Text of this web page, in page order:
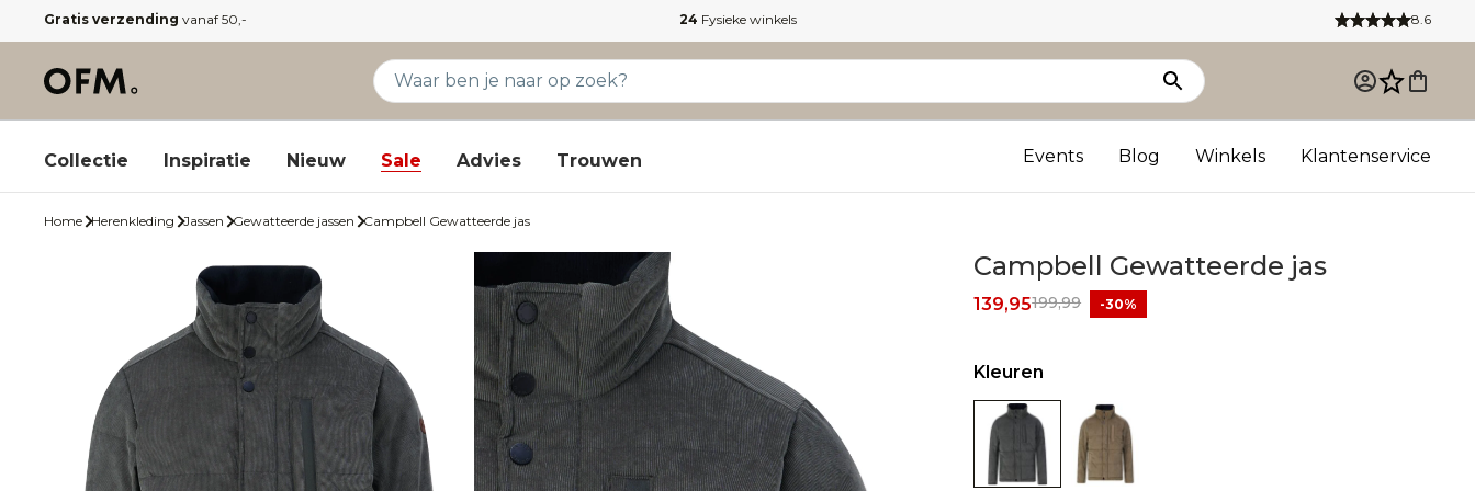
Gratis verzending vanaf 50,- 24 Fysieke winkels 8.6
Collectie Inspiratie Nieuw Sale Advies Trouwen Events Blog Winkels Klantenservice
Home Herenkleding Jassen Gewatteerde jassen Campbell Gewatteerde jas
Campbell Gewatteerde jas
199,99
139,95 -30%
Kleuren